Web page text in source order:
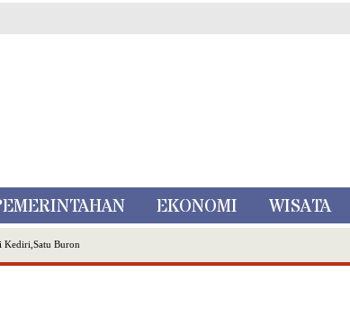
EKONOMI WISATA
Kediri,Satu Buron
LASKAR JODA, Usung Filosofi Gelar Sehelai Tikar